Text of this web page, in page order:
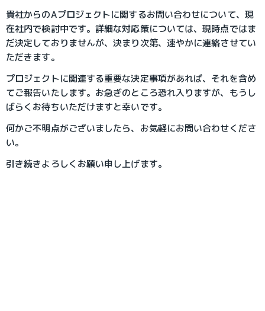
貴社からのAプロジェクトに関するお問い合わせについて、現
在社内で検討中です。詳細な対応策については、現時点ではま
だ決定しておりませんが、決まり次第、速やかに連絡させてい
ただきます。
プロジェクトに関連する重要な決定事項があれば、それを含め
てご報告いたします。お急ぎのところ恐れ入りますが、もうし
ばらくお待ちいただけますと幸いです。
何かご不明点がございましたら、お気軽にお問い合わせくださ
い。
引き続きよろしくお願い申し上げます。